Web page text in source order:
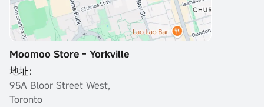
Moomoo Store - Yorkville
地址：
95A Bloor Street West,
Toronto